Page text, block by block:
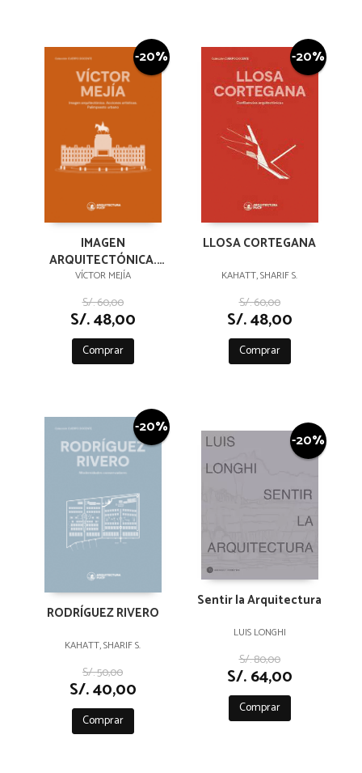
-20%
IMAGEN
ARQUITECTÓNICA.
ACCIONES
ARTÍSTICAS.
PALIMPSESTO
URBANO
VÍCTOR MEJÍA
S/. 60,00
S/. 48,00
Comprar
-20%
LLOSA CORTEGANA
KAHATT, SHARIF S.
S/. 60,00
S/. 48,00
Comprar
-20%
RODRÍGUEZ RIVERO
KAHATT, SHARIF S.
S/. 50,00
S/. 40,00
Comprar
-20%
Sentir la Arquitectura
LUIS LONGHI
S/. 80,00
S/. 64,00
Comprar